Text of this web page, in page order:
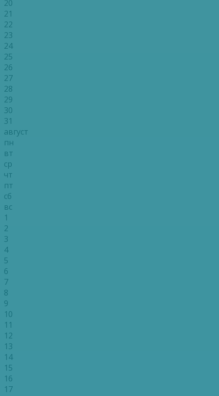
20
21
22
23
24
25
26
27
28
29
30
31
август
пн
вт
ср
чт
пт
сб
вс
1
2
3
4
5
6
7
8
9
10
11
12
13
14
15
16
17